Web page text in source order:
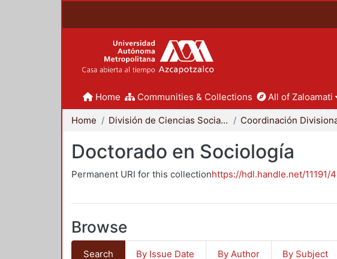
Home Communities & Collections All of Zaloamati
Home División de Ciencias Sociales y Humanidades
Doctorado en Sociología
Permanent URI for this collectionhttps://hdl.handle.net/11191/
Browse
Search By Issue Date By Author By Subject